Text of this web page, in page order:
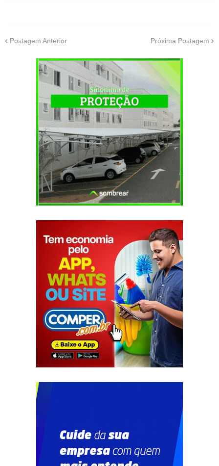
Postagem Anterior Próxima Postagem